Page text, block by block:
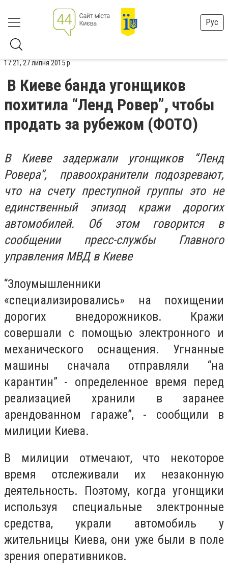
Рус
17:21, 27 липня 2015 р.
В Киеве банда угонщиков
похитила “Ленд Ровер”, чтобы
продать за рубежом (ФОТО)
В Киеве задержали угонщиков “Ленд
Ровера”, правоохранители подозревают,
что на счету преступной группы это не
единственный эпизод кражи дорогих
автомобилей. Об этом говорится в
сообщении пресс-службы Главного
управления МВД в Киеве
“Злоумышленники
«специализировались» на похищении
дорогих внедорожников. Кражи
совершали с помощью электронного и
механического оснащения. Угнанные
машины сначала отправляли “на
карантин” - определенное время перед
реализацией хранили в заранее
арендованном гараже”, - сообщили в
милиции Киева.
В милиции отмечают, что некоторое
время отслеживали их незаконную
деятельность. Поэтому, когда угонщики
используя специальные электронные
средства, украли автомобиль у
жительницы Киева, они уже были в поле
зрения оперативников.